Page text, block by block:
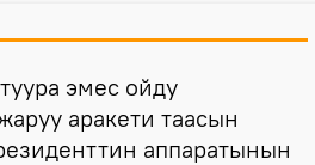
эмес ойду
аракети таасын
аппаратынын